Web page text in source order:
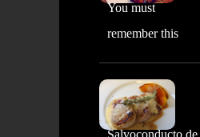
You must
remember this
Salvoconducto de